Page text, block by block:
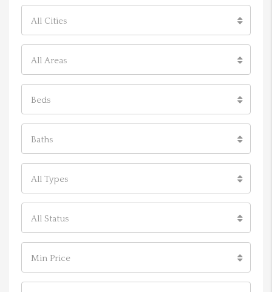
All Cities
All Areas
Beds
Baths
All Types
All Status
Min Price